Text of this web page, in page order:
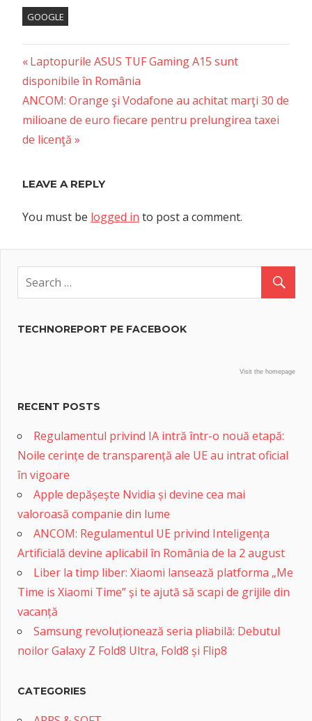
GOOGLE
Post
navigation
Previous
Post:
Laptopurile ASUS TUF Gaming A15 sunt
disponibile în România
Next
Post:
ANCOM: Orange şi Vodafone au achitat marţi 30 de
milioane de euro fiecare pentru prelungirea taxei
de licenţă
LEAVE A REPLY
You must be logged in to post a comment.
TECHNOREPORT PE FACEBOOK
Visit the homepage
RECENT POSTS
Regulamentul privind IA intră într-o nouă etapă:
Noile cerințe de transparență ale UE au intrat oficial
în vigoare
Apple depășește Nvidia și devine cea mai
valoroasă companie din lume
ANCOM: Regulamentul UE privind Inteligența
Artificială devine aplicabil în România de la 2 august
Liber la timp liber: Xiaomi lansează platforma „Me
Time is Xiaomi Time” și te ajută să scapi de grijile din
vacanță
Samsung revoluționează seria pliabilă: Debutul
noilor Galaxy Z Fold8 Ultra, Fold8 și Flip8
CATEGORIES